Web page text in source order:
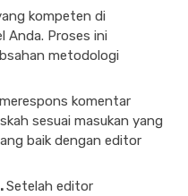
kompeten di
Anda. Proses ini
metodologi
komentar
sesuai masukan yang
baik dengan editor
Setelah editor